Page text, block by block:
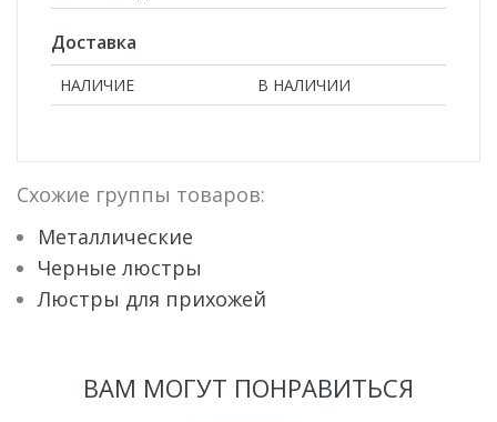
Доставка
НАЛИЧИЕ В НАЛИЧИИ
Схожие группы товаров:
Металлические
Черные люстры
Люстры для прихожей
ВАМ МОГУТ ПОНРАВИТЬСЯ